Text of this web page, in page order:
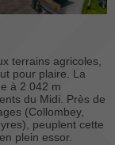
terrains agricoles,
pour plaire. La
à 2 042 m
du Midi. Près de
(Collombey,
peuplent cette
plein essor.